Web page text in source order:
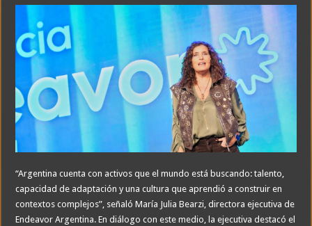
“Argentina cuenta con activos que el mundo está buscando: talento,
capacidad de adaptación y una cultura que aprendió a construir en
contextos complejos”, señaló María Julia Bearzi, directora ejecutiva de
Endeavor Argentina. En diálogo con este medio, la ejecutiva destacó el